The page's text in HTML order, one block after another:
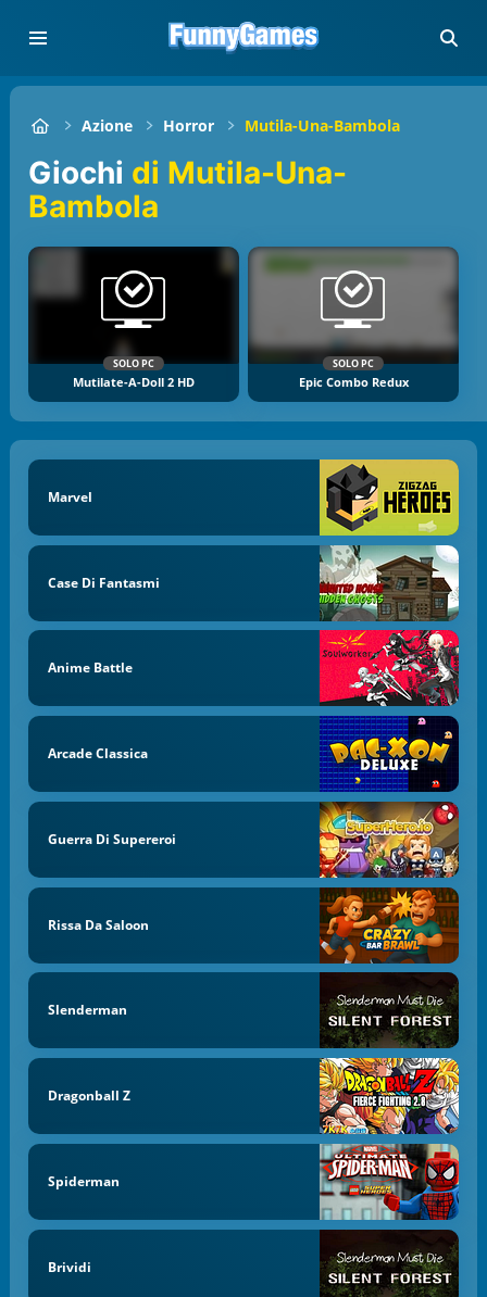
Azione Horror Mutila-Una-Bambola
Giochi di Mutila-Una-
Bambola
SOLO PC
Mutilate-A-Doll 2 HD
SOLO PC
Epic Combo Redux
Marvel
Case Di Fantasmi
Anime Battle
Arcade Classica
Guerra Di Supereroi
Rissa Da Saloon
Slenderman
Dragonball Z
Spiderman
Brividi